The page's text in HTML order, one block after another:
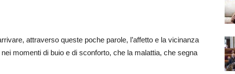
attraverso queste poche parole, l’affetto e la vicinanza
momenti di buio e di sconforto, che la malattia, che segna